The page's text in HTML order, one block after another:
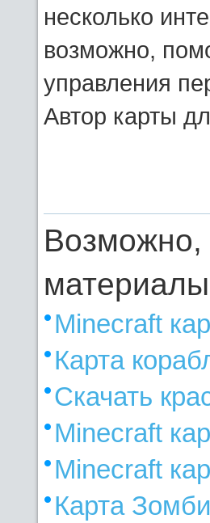
несколько
возможно,
управления
Автор карты
Возможно,
материалы
Minecraft
Карта
Скачать
Minecraft
Minecraft
Карта